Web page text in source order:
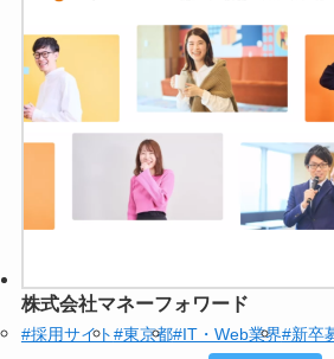
株式会社マネーフォワード
#採用サイト#東京都#IT・Web業界#新卒